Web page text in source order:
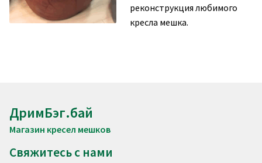
реконструкция любимого
кресла мешка.
ДримБэг.бай
Магазин кресел мешков
Свяжитесь с нами